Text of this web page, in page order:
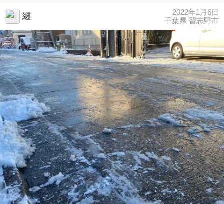
纏
2022年1月6日
千葉県 習志野市